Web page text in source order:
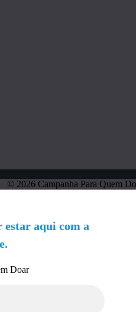
© 2026 Campanha Para Quem
aqui com a